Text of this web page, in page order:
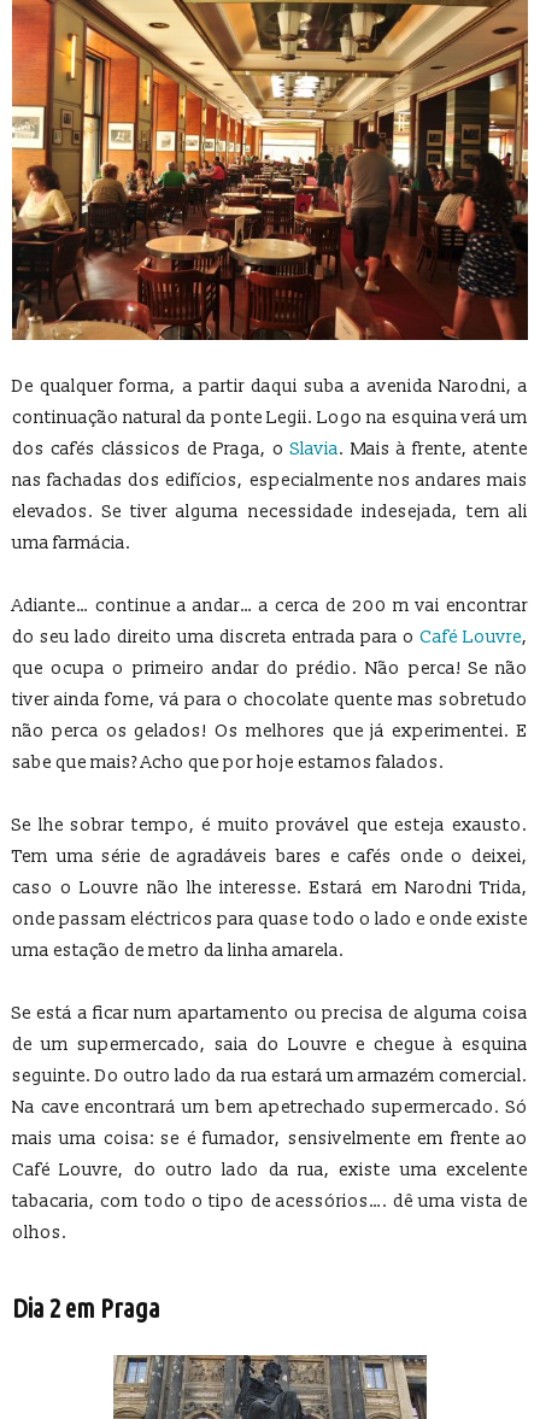
De qualquer forma, a partir daqui suba a avenida Narodni, a
continuação natural da ponte Legii. Logo na esquina verá um
dos cafés clássicos de Praga, oSlavia. Mais à frente, atente
nas fachadas dos edifícios, especialmente nos andares mais
elevados. Se tiver alguma necessidade indesejada, tem ali
uma farmácia.
Adiante… continue a andar… a cerca de 200 m vai encontrar
do seu lado direito uma discreta entrada para o Café Louvre,
que ocupa o primeiro andar do prédio. Não perca! Se não
tiver ainda fome, vá para o chocolate quente mas sobretudo
não perca os gelados! Os melhores que já experimentei. E
sabe que mais? Acho que por hoje estamos falados.
Se lhe sobrar tempo, é muito provável que esteja exausto.
Tem uma série de agradáveis bares e cafés onde o deixei,
caso o Louvre não lhe interesse. Estará em Narodni Trida,
onde passam eléctricos para quase todo o lado e onde existe
uma estação de metro da linha amarela.
Se está a ficar num apartamento ou precisa de alguma coisa
de um supermercado, saia do Louvre e chegue à esquina
seguinte. Do outro lado da rua estará um armazém comercial.
Na cave encontrará um bem apetrechado supermercado. Só
mais uma coisa: se é fumador, sensivelmente em frente ao
Café Louvre, do outro lado da rua, existe uma excelente
tabacaria, com todo o tipo de acessórios…. dê uma vista de
olhos.
Dia 2 em Praga